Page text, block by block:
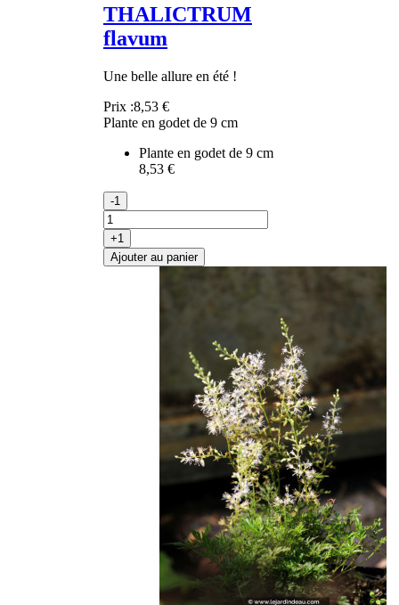
THALICTRUM
flavum
Une belle allure en été !
Prix :8,53 €
Plante en godet de 9 cm
Plante en godet de 9 cm
8,53 €
-1
+1
Ajouter au panier